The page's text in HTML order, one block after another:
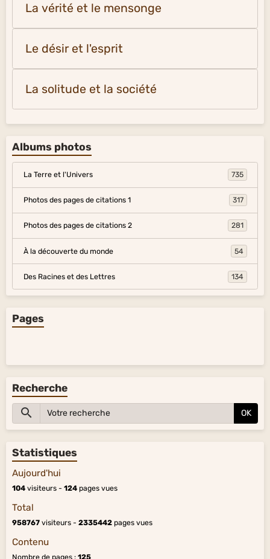
La vérité et le mensonge
Le désir et l'esprit
La solitude et la société
Albums photos
La Terre et l'Univers 735
Photos des pages de citations 1 317
Photos des pages de citations 2 281
À la découverte du monde 54
Des Racines et des Lettres 134
Pages
Recherche
OK
Statistiques
Aujourd'hui
104 visiteurs - 124 pages vues
Total
958767 visiteurs - 2335442 pages vues
Contenu
Nombre de pages : 125